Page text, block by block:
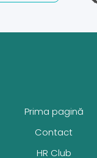
Prima pagină
Contact
HR Club